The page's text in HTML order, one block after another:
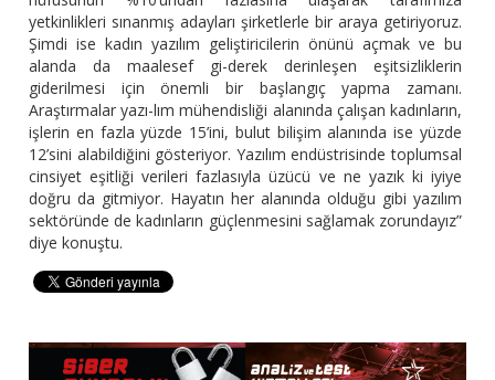
yetkinlikleri sınanmış adayları şirketlerle bir araya getiriyoruz.
Şimdi ise kadın yazılım geliştiricilerin önünü açmak ve bu
alanda da maalesef gi-derek derinleşen eşitsizliklerin
giderilmesi için önemli bir başlangıç yapma zamanı.
Araştırmalar yazı-lım mühendisliği alanında çalışan kadınların,
işlerin en fazla yüzde 15’ini, bulut bilişim alanında ise yüzde
12’sini alabildiğini gösteriyor. Yazılım endüstrisinde toplumsal
cinsiyet eşitliği verileri fazlasıyla üzücü ve ne yazık ki iyiye
doğru da gitmiyor. Hayatın her alanında olduğu gibi yazılım
sektöründe de kadınların güçlenmesini sağlamak zorundayız”
diye konuştu.